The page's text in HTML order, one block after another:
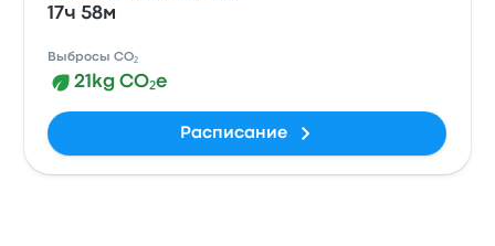
17ч 58м
Выбросы CO₂
21kg CO₂e
Расписание